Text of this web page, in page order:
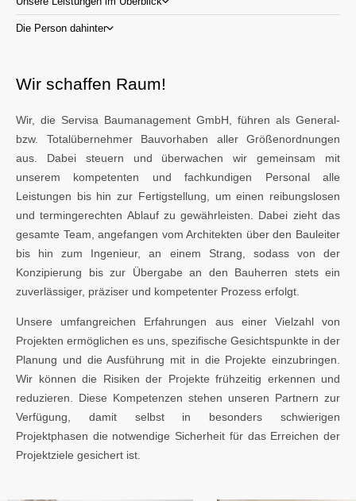
Die Person dahinter
Wir schaffen Raum!
Wir, die Servisa Baumanagement GmbH, führen als General-
bzw. Totalübernehmer Bauvorhaben aller Größenordnungen
aus. Dabei steuern und überwachen wir gemeinsam mit
unserem kompetenten und fachkundigen Personal alle
Leistungen bis hin zur Fertigstellung, um einen reibungslosen
und termingerechten Ablauf zu gewährleisten. Dabei zieht das
gesamte Team, angefangen vom Architekten über den Bauleiter
bis hin zum Ingenieur, an einem Strang, sodass von der
Konzipierung bis zur Übergabe an den Bauherren stets ein
zuverlässiger, präziser und kompetenter Prozess erfolgt.
Unsere umfangreichen Erfahrungen aus einer Vielzahl von
Projekten ermöglichen es uns, spezifische Gesichtspunkte in der
Planung und die Ausführung mit in die Projekte einzubringen.
Wir können die Risiken der Projekte frühzeitig erkennen und
reduzieren. Diese Kompetenzen stehen unseren Partnern zur
Verfügung, damit selbst in besonders schwierigen
Projektphasen die notwendige Sicherheit für das Erreichen der
Projektziele gesichert ist.